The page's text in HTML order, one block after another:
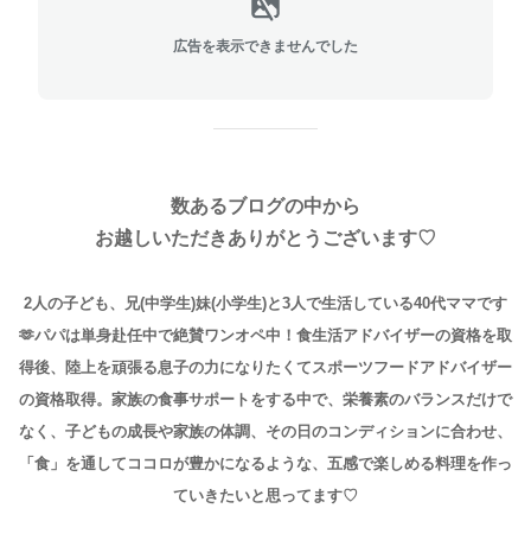
広告を表示できませんでした
数あるブログの中から
お越しいただきありがとうございます♡
2人の子ども、兄(中学生)妹(小学生)と3人で生活している40代ママです
🫶パパは単身赴任中で絶賛ワンオペ中！ 食生活アドバイザーの資格を取
得後、陸上を頑張る息子の力になりたくてスポーツフードアドバイザー
の資格取得。 家族の食事サポートをする中で、栄養素のバランスだけで
なく、子どもの成長や家族の体調、その日のコンディションに合わせ、
「食」を通してココロが豊かになるような、五感で楽しめる料理を作っ
ていきたいと思ってます♡